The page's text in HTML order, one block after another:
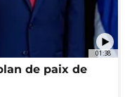
01:38
de paix de